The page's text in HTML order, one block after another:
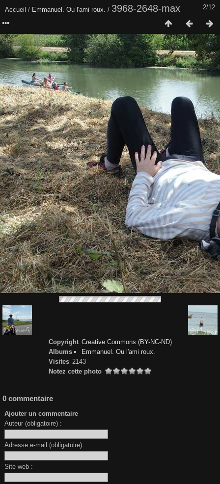
2/12
Accueil / Emmanuel. Ou l'ami roux. / 3968-2648-max
Copyright Creative Commons (BY-NC-ND)
Albums
Emmanuel. Ou l'ami roux.
Visites 2143
Notez cette photo
0 commentaire
Ajouter un commentaire
Auteur (obligatoire) :
Adresse e-mail (obligatoire) :
Site web :